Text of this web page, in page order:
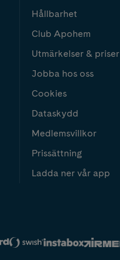
Hållbarhet
Club Apohem
Utmärkelser & priser
Jobba hos oss
Cookies
Dataskydd
Medlemsvillkor
Prissättning
Ladda ner vår app